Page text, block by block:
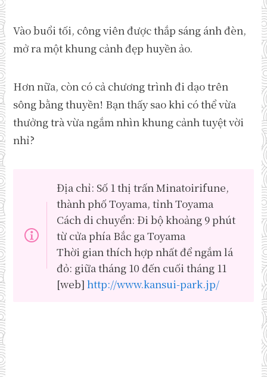
Vào buổi tối, công viên được thắp sáng ánh đèn,
mở ra một khung cảnh đẹp huyền ảo.
Hơn nữa, còn có cả chương trình đi dạo trên
sông bằng thuyền! Bạn thấy sao khi có thể vừa
thưởng trà vừa ngắm nhìn khung cảnh tuyệt vời
nhỉ?
Địa chỉ: Số 1 thị trấn Minatoirifune,
thành phố Toyama, tỉnh Toyama
Cách di chuyển: Đi bộ khoảng 9 phút
từ cửa phía Bắc ga Toyama
Thời gian thích hợp nhất để ngắm lá
đỏ: giữa tháng 10 đến cuối tháng 11
[web] http://www.kansui-park.jp/